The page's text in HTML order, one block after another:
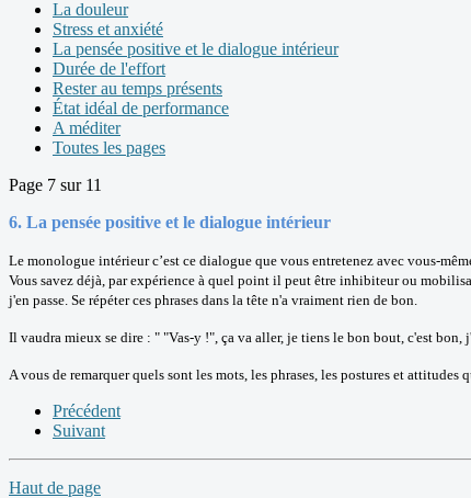
La douleur
Stress et anxiété
La pensée positive et le dialogue intérieur
Durée de l'effort
Rester au temps présents
État idéal de performance
A méditer
Toutes les pages
Page 7 sur 11
6. La pensée positive et le dialogue intérieur
Le monologue intérieur c’est ce dialogue que vous entretenez avec vous-
Vous savez déjà, par expérience à quel point il peut être inhibiteur ou
j'en passe. Se répéter ces phrases dans la tête n'a vraiment rien de bon.
Il vaudra mieux se dire : " "Vas-y !", ça va aller, je tiens le bon bout, c'est bon,
A vous de remarquer quels sont les mots, les phrases, les postures et
Précédent
Suivant
Haut de page